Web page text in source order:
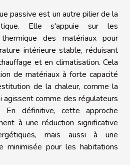
passive est un autre pilier de la
Elle s'appuie sur les
des matériaux pour
intérieure stable, réduisant
et en climatisation. Cela
de matériaux à forte capacité
de la chaleur, comme la
agissent comme des régulateurs
En définitive, cette approche
à une réduction significative
mais aussi à une
minimisée pour les habitations